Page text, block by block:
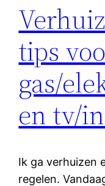
tips
gas/
en tv/
Ik ga verhuizen
regelen.